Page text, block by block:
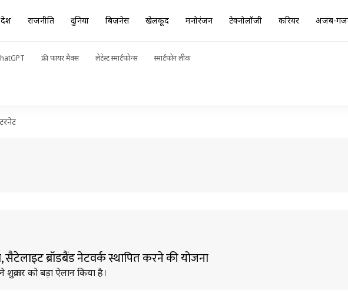
देश राजनीति दुनिया बिज़नेस खेलकूद मनोरंजन टेक्नोलॉजी करियर अजब-
फ्री फायर मैक्स लेटेस्ट स्मार्टफोन्स स्मार्टफोन लीक
सैटेलाइट ब्रॉडबैंड नेटवर्क स्थापित करने की योजना
को बड़ा ऐलान किया है।